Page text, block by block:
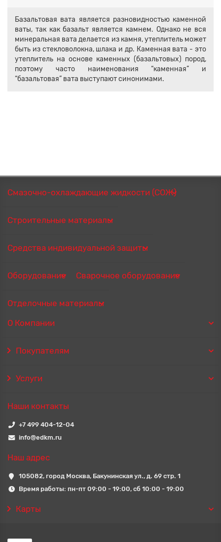
Базальтовая вата является разновидностью каменной
ваты, так как базальт является камнем. Однако не вся
минеральная вата делается из камня, утеплитель может
быть из стекловолокна, шлака и др. Каменная вата - это
утеплитель на основе каменных (базальтовых) пород,
поэтому часто наименования “каменная” и
“базальтовая” вата выступают синонимами.
Смазочно-охлаждающие жидкости (СОЖ)
Строительные материалы
Средства индивидуальной защиты
Оборудование Сварочное оборудование
Отделочные материалы
О Компании
Покупателям
Услуги
Наши контакты
+7 499 404-12-04
info@edkm.ru
Наш адрес
105082, город Москва, Бакунинская ул., д. 69 стр. 1
Время работы: пн-пт 09:00 - 19:00, сб 10:00 - 19:00
Карты